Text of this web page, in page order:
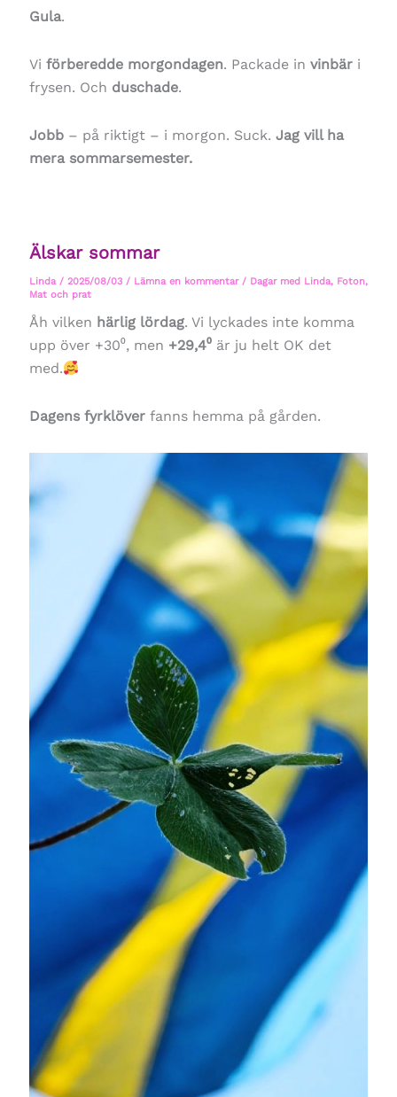
Gula.
Vi förberedde morgondagen. Packade in vinbäri
frysen. Och duschade.
Jobb– på riktigt – i morgon. Suck. Jag vill ha
mera sommarsemester.
Älskar sommar
Linda / 2025/08/03 / Lämna en kommentar / Dagar med Linda, Foton,
Mat och prat
Åh vilken härlig lördag. Vi lyckades inte komma
upp över +30⁰, men +29,4⁰ är ju helt OK det
med.
Dagens fyrklöverfanns hemma på gården.